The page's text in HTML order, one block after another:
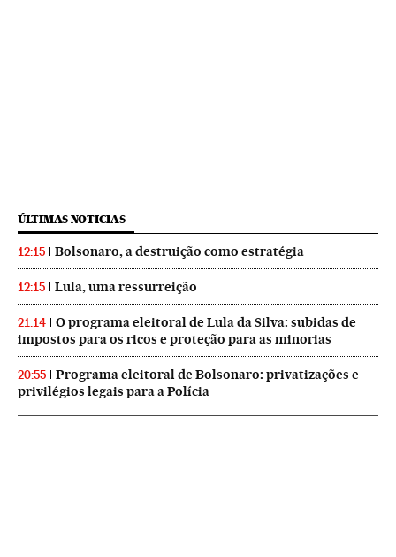
ÚLTIMAS NOTICIAS
12:15 Bolsonaro, a destruição como estratégia
12:15 Lula, uma ressurreição
21:14
O programa eleitoral de Lula da Silva: subidas de
impostos para os ricos e proteção para as minorias
20:55
Programa eleitoral de Bolsonaro: privatizações e
privilégios legais para a Polícia